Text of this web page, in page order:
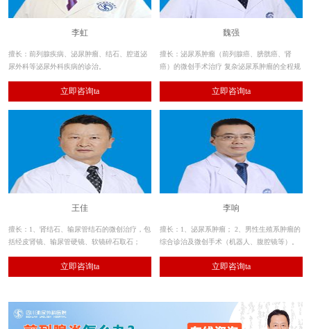
李虹
擅长：前列腺疾病、泌尿肿瘤、结石、腔道泌
尿外科等泌尿外科疾病的诊治。
立即咨询ta
魏强
擅长：泌尿系肿瘤（前列腺癌、膀胱癌、肾
癌）的微创手术治疗 复杂泌尿系肿瘤的全程规
等的激光及经尿道微创手术治疗）
立即咨询ta
王佳
擅长：1、肾结石、输尿管结石的微创治疗，包
括经皮肾镜、输尿管硬镜、软镜碎石取石；
立即咨询ta
李响
擅长：1、泌尿系肿瘤； 2、男性生殖系肿瘤的
综合诊治及微创手术（机器人、腹腔镜等）。
立即咨询ta